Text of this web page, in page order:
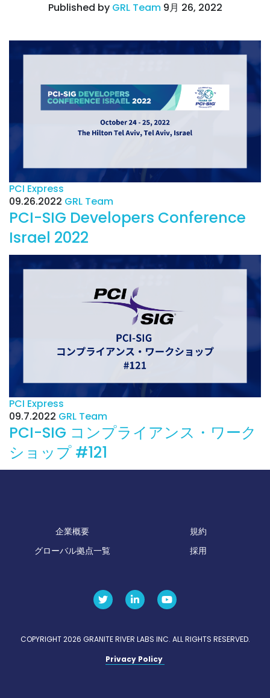
Published by GRL Team 9月 26, 2022
PCI Express
09.26.2022 GRL Team
PCI-SIG Developers Conference
Israel 2022
PCI Express
09.7.2022 GRL Team
PCI-SIG コンプライアンス・ワーク
ショップ #121
企業概要
規約
グローバル拠点一覧
採用
COPYRIGHT 2026 GRANITE RIVER LABS INC. ALL RIGHTS RESERVED.
Privacy Policy